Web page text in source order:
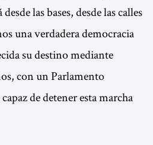
las bases, desde las calles
una verdadera democracia
su destino mediante
con un Parlamento
de detener esta marcha